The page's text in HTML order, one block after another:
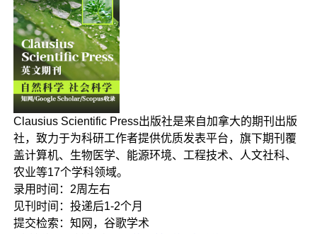
Clausius Scientific Press出版社是来自加拿大的期刊出版
社，致力于为科研工作者提供优质发表平台，旗下期刊覆
盖计算机、生物医学、能源环境、工程技术、人文社科、
农业等17个学科领域。
录用时间：2周左右
见刊时间：投递后1-2个月
提交检索：知网，谷歌学术